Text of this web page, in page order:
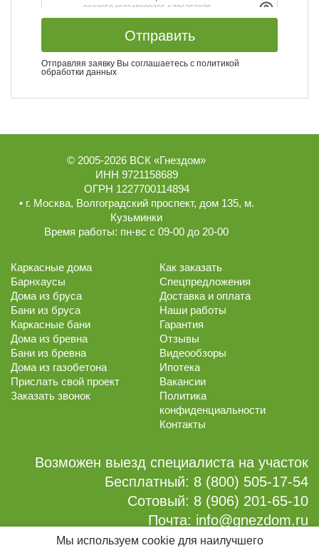
Отправить
Отправляя заявку Вы соглашаетесь с политикой
обработки данных
© 2005-2026 ВСК «Гнездом»
ИНН 9721158689
ОГРН 1227700114894
• г. Москва, Волгоградский проспект, дом 135, м.
Кузьминки
Время работы: пн-вс с 09-00 до 20-00
Каркасные дома
Барнхаусы
Дома из бруса
Бани из бруса
Каркасные бани
Дома из бревна
Бани из бревна
Дома из газобетона
Прислать свой проект
Заказать звонок
Как заказать
Спецпредложения
Доставка и оплата
Наши работы
Гарантия
Отзывы
Видеообзоры
Ипотека
Вакансии
Политика
конфиденциальности
Контакты
Возможен выезд специалиста на участок
Бесплатный: 8 (800) 505-17-54
Сотовый: 8 (906) 201-65-10
Почта: info@gnezdom.ru
Мы используем cookie для наилучшего